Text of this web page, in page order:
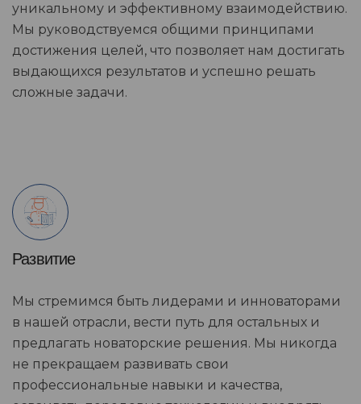
уникальному и эффективному взаимодействию.
Мы руководствуемся общими принципами
достижения целей, что позволяет нам достигать
выдающихся результатов и успешно решать
сложные задачи.
Развитие
Мы стремимся быть лидерами и инноваторами
в нашей отрасли, вести путь для остальных и
предлагать новаторские решения. Мы никогда
не прекращаем развивать свои
профессиональные навыки и качества,